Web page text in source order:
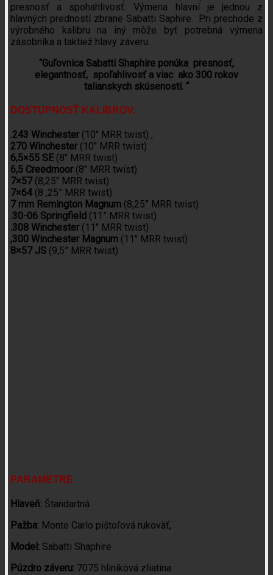
presnosť a spohahlivosť. Výmena hlavní je jednou z
hlavných predností zbrane Sabatti Saphire. Pri prechode z
výrobného kalibru na iný môže byť potrebná výmena
zásobníka a taktiež hlavy záveru.
“Guľovnica Sabatti Shaphire ponúka presnosť,
elegantnosť, spoľahlivosť a viac ako 300 rokov
talianskych skúseností. “
DOSTUPNOSŤ KALIBROV:
.243 Winchester(10″ MRR twist) ,
270 Winchester(10″ MRR twist)
6,5×55 SE(8″ MRR twist)
6,5 Creedmoor(8″ MRR twist)
7×57(8,25″ MRR twist)
7×64 (8 ,25” MRR twist)
7 mm Remington Magnum (8,25” MRR twist)
.30-06 Springfield (11” MRR twist)
.308 Winchester(11″ MRR twist)
,300 Winchester Magnum (11″ MRR twist)
8×57 JS (9,5” MRR twist)
PARAMETRE
Hlaveň: Štandartná
Pažba: Monte Carlo pištoľová rukoväť,
Model: Sabatti Shaphire
Púzdro záveru: 7075 hliníková zliatina